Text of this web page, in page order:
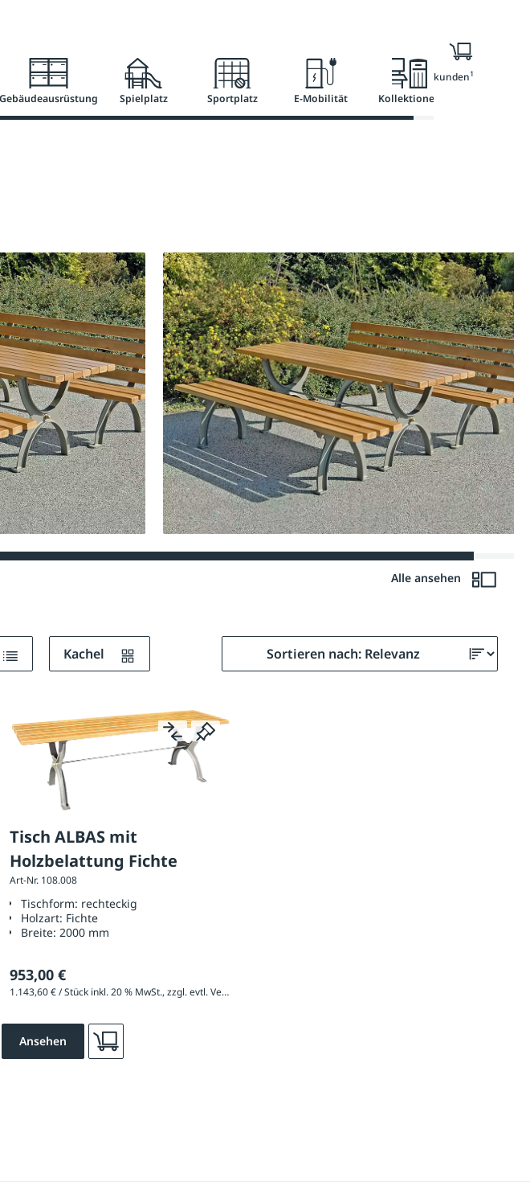
50 €
Gebäudeausrüstung Spielplatz Sportplatz E-Mobilität Kollektionen
Nur für Geschäftskunden1
Alle ansehen
Kachel
Tisch ALBAS mit
Holzbelattung Fichte
Art-Nr. 108.008
Tischform: rechteckig
Holzart: Fichte
Breite:2000 mm
953,00 €
1.143,60 € / Stück inkl. 20 % MwSt., zzgl. evtl. Versandkosten
Ansehen